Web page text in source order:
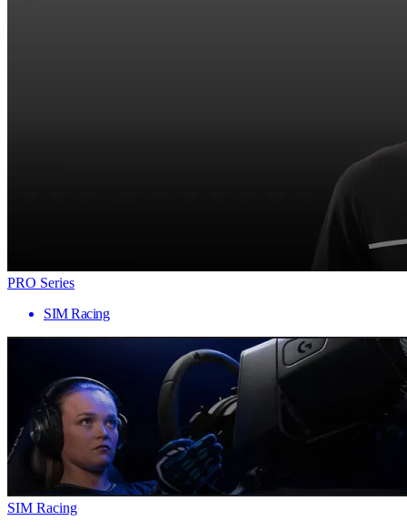
PRO Series
SIM Racing
SIM Racing